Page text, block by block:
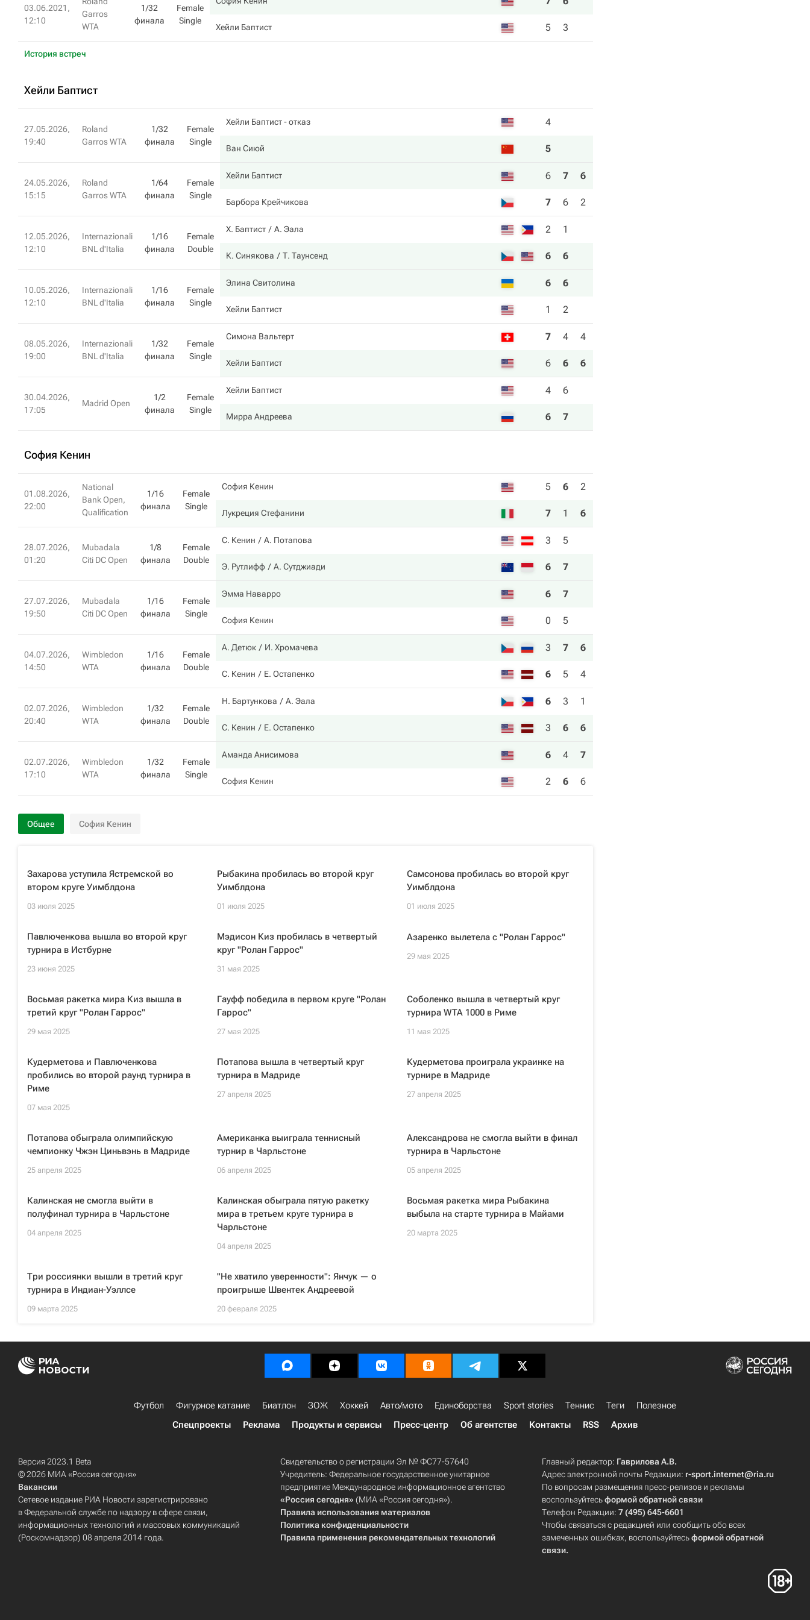
03.06.2021,
12:10
Garros
WTA
1/32
финала
Female
Single
Хейли Баптист 5 3
История встреч
Хейли Баптист
27.05.2026,
19:40
Roland
Garros WTA
1/32
финала
Female
Single
Хейли Баптист- отказ 4
Ван Сиюй 5
24.05.2026,
15:15
Roland
Garros WTA
1/64
финала
Female
Single
Хейли Баптист 6 7 6
Барбора Крейчикова 7 6 2
12.05.2026,
12:10
Internazionali
BNL d'Italia
1/16
финала
Female
Double
Х. Баптист А. Эала 2 1
К. Синякова Т. Таунсенд 6 6
10.05.2026,
12:10
Internazionali
BNL d'Italia
1/16
финала
Female
Single
Элина Свитолина 6 6
Хейли Баптист 1 2
08.05.2026,
19:00
Internazionali
BNL d'Italia
1/32
финала
Female
Single
Симона Вальтерт 7 4 4
Хейли Баптист 6 6 6
30.04.2026,
17:05
Madrid Open
1/2
финала
Female
Single
Хейли Баптист 4 6
Мирра Андреева 6 7
София Кенин
01.08.2026,
22:00
National
Bank Open,
Qualification
1/16
финала
Female
Single
София Кенин 5 6 2
Лукреция Стефанини 7 1 6
28.07.2026,
01:20
Mubadala
Citi DC Open
1/8
финала
Female
Double
С. Кенин А. Потапова 3 5
Э. Рутлифф А. Сутджиади 6 7
27.07.2026,
19:50
Mubadala
Citi DC Open
1/16
финала
Female
Single
Эмма Наварро 6 7
София Кенин 0 5
04.07.2026,
14:50
Wimbledon
WTA
1/16
финала
Female
Double
А. Детюк И. Хромачева 3 7 6
С. Кенин Е. Остапенко 6 5 4
02.07.2026,
20:40
Wimbledon
WTA
1/32
финала
Female
Double
Н. Бартункова А. Эала 6 3 1
С. Кенин Е. Остапенко 3 6 6
02.07.2026,
17:10
Wimbledon
WTA
1/32
финала
Female
Single
Аманда Анисимова 6 4 7
София Кенин 2 6 6
Общее София Кенин
Захарова уступила Ястремской во
втором круге Уимблдона
03 июля 2025
Рыбакина пробилась во второй круг
Уимблдона
01 июля 2025
Самсонова пробилась во второй круг
Уимблдона
01 июля 2025
Павлюченкова вышла во второй круг
турнира в Истбурне
23 июня 2025
Мэдисон Киз пробилась в четвертый
круг "Ролан Гаррос"
31 мая 2025
Азаренко вылетела с "Ролан Гаррос"
29 мая 2025
Восьмая ракетка мира Киз вышла в
третий круг "Ролан Гаррос"
29 мая 2025
Гауфф победила в первом круге "Ролан
Гаррос"
27 мая 2025
Соболенко вышла в четвертый круг
турнира WTA 1000 в Риме
11 мая 2025
Кудерметова и Павлюченкова
пробились во второй раунд турнира в
Риме
07 мая 2025
Потапова вышла в четвертый круг
турнира в Мадриде
27 апреля 2025
Кудерметова проиграла украинке на
турнире в Мадриде
27 апреля 2025
Потапова обыграла олимпийскую
чемпионку Чжэн Циньвэнь в Мадриде
25 апреля 2025
Американка выиграла теннисный
турнир в Чарльстоне
06 апреля 2025
Александрова не смогла выйти в финал
турнира в Чарльстоне
05 апреля 2025
Калинская не смогла выйти в
полуфинал турнира в Чарльстоне
04 апреля 2025
Калинская обыграла пятую ракетку
мира в третьем круге турнира в
Чарльстоне
04 апреля 2025
Восьмая ракетка мира Рыбакина
выбыла на старте турнира в Майами
20 марта 2025
Три россиянки вышли в третий круг
турнира в Индиан-Уэллсе
09 марта 2025
"Не хватило уверенности": Янчук — о
проигрыше Швентек Андреевой
20 февраля 2025
Футбол Фигурное катание Биатлон ЗОЖ Хоккей Авто/мото Единоборства Sport stories Теннис Теги
Полезное
Спецпроекты
Реклама Продукты и сервисы Пресс-центр Об агентстве Контакты RSS Архив
Версия 2023.1 Beta
© 2026 МИА «Россия сегодня»
Вакансии
Сетевое издание РИА Новости зарегистрировано
в Федеральной службе по надзору в сфере связи,
информационных технологий и массовых коммуникаций
(Роскомнадзор) 08 апреля 2014 года.
Свидетельство о регистрации Эл № ФС77-57640
Учредитель: Федеральное государственное унитарное
предприятие Международное информационное агентство
«Россия сегодня» (МИА «Россия сегодня»).
Правила использования материалов
Политика конфиденциальности
Правила применения рекомендательных технологий
Главный редактор: Гаврилова А.В.
Адрес электронной почты Редакции: r-sport.internet@ria.ru
По вопросам размещения пресс-релизов и рекламы
воспользуйтесьформой обратной связи
Телефон Редакции:7 (495) 645-6601
Чтобы связаться с редакцией или сообщить обо всех
замеченных ошибках, воспользуйтесьформой обратной
связи.